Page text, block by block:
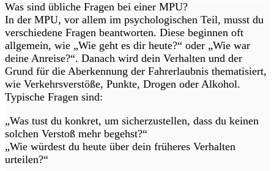
Was sind übliche Fragen bei einer MPU?
In der MPU, vor allem im psychologischen Teil, musst du
verschiedene Fragen beantworten. Diese beginnen oft
allgemein, wie „Wie geht es dir heute?“ oder „Wie war
deine Anreise?“. Danach wird dein Verhalten und der
Grund für die Aberkennung der Fahrerlaubnis thematisiert,
wie Verkehrsverstöße, Punkte, Drogen oder Alkohol.
Typische Fragen sind:
„Was tust du konkret, um sicherzustellen, dass du keinen
solchen Verstoß mehr begehst?“
„Wie würdest du heute über dein früheres Verhalten
urteilen?“